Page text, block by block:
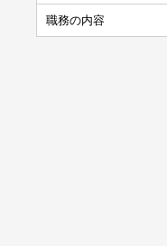
職務の内容